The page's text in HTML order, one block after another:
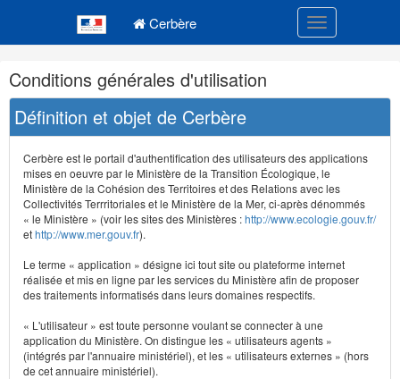
Cerbère Toggle
Navigation
et
outils
annexes
Conditions générales d'utilisation
Définition et objet de Cerbère
Cerbère est le portail d'authentification des utilisateurs des applications
mises en oeuvre par le Ministère de la Transition Écologique, le
Ministère de la Cohésion des Territoires et des Relations avec les
Collectivités Terrritoriales et le Ministère de la Mer, ci-après dénommés
« le Ministère » (voir les sites des Ministères :http://www.ecologie.gouv.fr/
ethttp://www.mer.gouv.fr).
Le terme « application » désigne ici tout site ou plateforme internet
réalisée et mis en ligne par les services du Ministère afin de proposer
des traitements informatisés dans leurs domaines respectifs.
« L'utilisateur » est toute personne voulant se connecter à une
application du Ministère. On distingue les « utilisateurs agents »
(intégrés par l'annuaire ministériel), et les « utilisateurs externes » (hors
de cet annuaire ministériel).